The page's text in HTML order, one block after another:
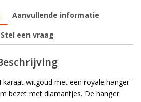
Aanvullende informatie
Stel een vraag
karaat witgoud met een royale hanger
bezet met diamantjes. De hanger